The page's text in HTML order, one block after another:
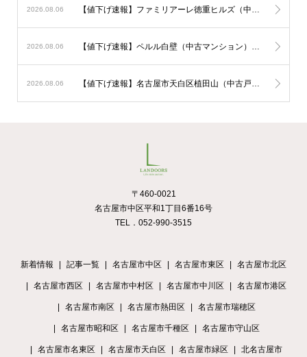
2026.08.06
2026.08.06
2026.08.06 【値下げ速報】名古屋市天白区植田山（中古戸建）（一戸建て）が200万円ダウン！
〒460-0021
名古屋市中区平和1丁目6番16号
TEL．052-990-3515
新着情報 記事一覧 名古屋市中区 名古屋市東区 名古屋市北区
名古屋市西区 名古屋市中村区 名古屋市中川区 名古屋市港区
名古屋市南区 名古屋市熱田区 名古屋市瑞穂区
名古屋市昭和区 名古屋市千種区 名古屋市守山区
名古屋市名東区 名古屋市天白区 名古屋市緑区 北名古屋市